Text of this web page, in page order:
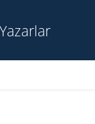
Yazarlar